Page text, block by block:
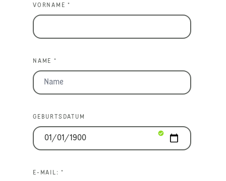
VORNAME *
NAME *
GEBURTSDATUM
E-MAIL: *